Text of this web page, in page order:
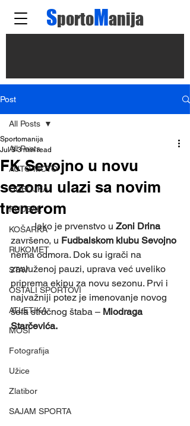
SportoManija
Post
All Posts
AUTO MOTO
ODBOJKA
FUDBAL
KOŠARKA
RUKOMET
STAV
OSTALI SPORTOVI
ATLETIKA
MOSI
Fotografija
Užice
Zlatibor
SAJAM SPORTA
All Posts
FK Sevojno u novu
sezonu ulazi sa novim
trenerom
Sportomanija
Jul 3 3 min read
	Iako je prvenstvo u
Zoni Drina
završeno, u Fudbalskom klubu Sevojno
nema odmora. Dok su igrači na
zasluženoj pauzi, uprava već uveliko
priprema ekipu za novu sezonu. Prvi i
najvažniji potez je imenovanje novog
šefa stručnog štaba – Miodraga
Starčevića.